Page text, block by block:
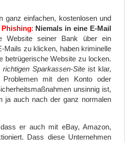
einfachen, kostenlosen und
: Niemals in eine E-Mail
Website seiner Bank über ein
Mails zu klicken, haben kriminelle
betrügerische Website zu locken.
richtigen Sparkassen-Site ist klar,
mit den Konto oder
unsinnig ist,
ja auch nach der ganz normalen
er auch mit eBay, Amazon,
Dass diese Unternehmen